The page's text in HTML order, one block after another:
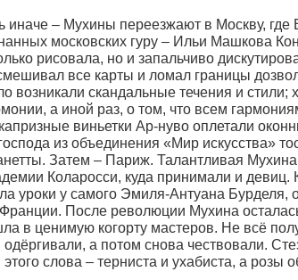
иначе – Мухины переезжают в Москву, где
московских гуру – Ильи Машкова
рисовала, но и запальчиво
все карты и ломал границы
возникали скандальные течения и стили;
а иной раз, о том, что всем
виньетки Ар-нуво оплетали
из объединения «Мир искусства»
Затем – Париж. Талантливая
Коларосси, куда принимали и девиц.
уроки у самого Эмиля-Антуана Бурделя,
После революции Мухина
в ценимую когорту мастеров. Не всё
а потом снова чествовали.
слова – терниста и ухабиста, а розы